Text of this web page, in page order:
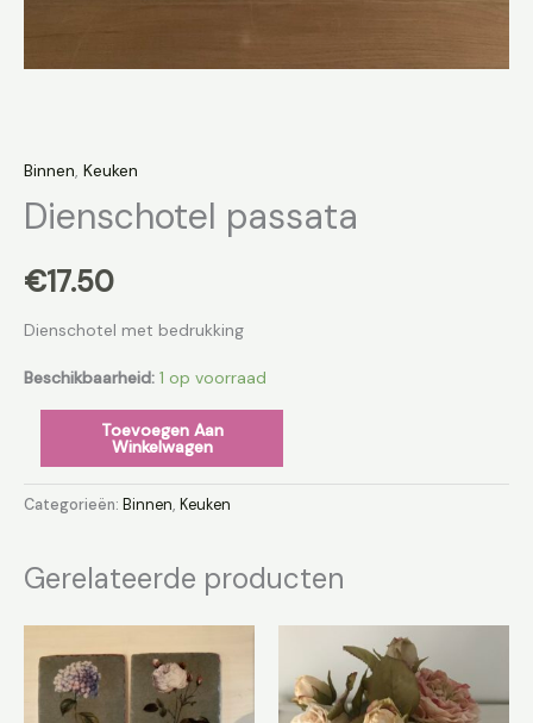
Binnen, Keuken
Dienschotel passata
€17.50
Dienschotel met bedrukking
Beschikbaarheid: 1 op voorraad
Toevoegen Aan
Winkelwagen
Categorieën: Binnen, Keuken
Gerelateerde producten